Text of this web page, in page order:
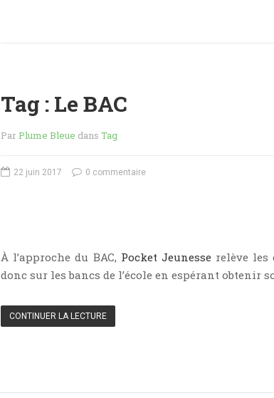
Tag : Le BAC
ParPlume Bleue dans Tag
22 juin 2017 0 commentaire
À l’approche du BAC, Pocket Jeunesserelève les
donc sur les bancs de l’école en espérant obtenir
CONTINUER LA LECTURE